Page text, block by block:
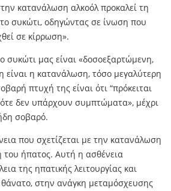
κατανάλωση αλκοόλ προκαλεί τη
συκώτι, οδηγώντας σε ίνωση που
σε κίρρωση».
συκώτι μας είναι «δοσοεξαρτώμενη,
είναι η κατανάλωση, τόσο μεγαλύτερη
πτυχή της είναι ότι “πρόκειται
δεν υπάρχουν συμπτώματα», μέχρι
σοβαρό.
που σχετίζεται με την κατανάλωση
του ήπατος. Αυτή η ασθένεια
της ηπατικής λειτουργίας και
στην ανάγκη μεταμόσχευσης